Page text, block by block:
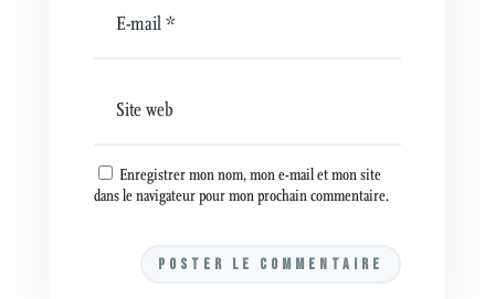
Enregistrer mon nom, mon e-mail et mon site
dans le navigateur pour mon prochain commentaire.